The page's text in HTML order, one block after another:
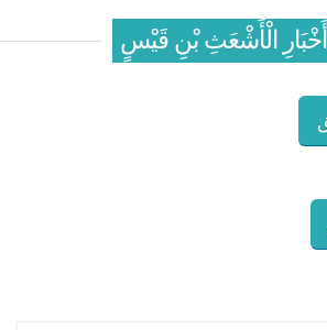
الْأَشْعَثِ بْنِ قَيْسٍ